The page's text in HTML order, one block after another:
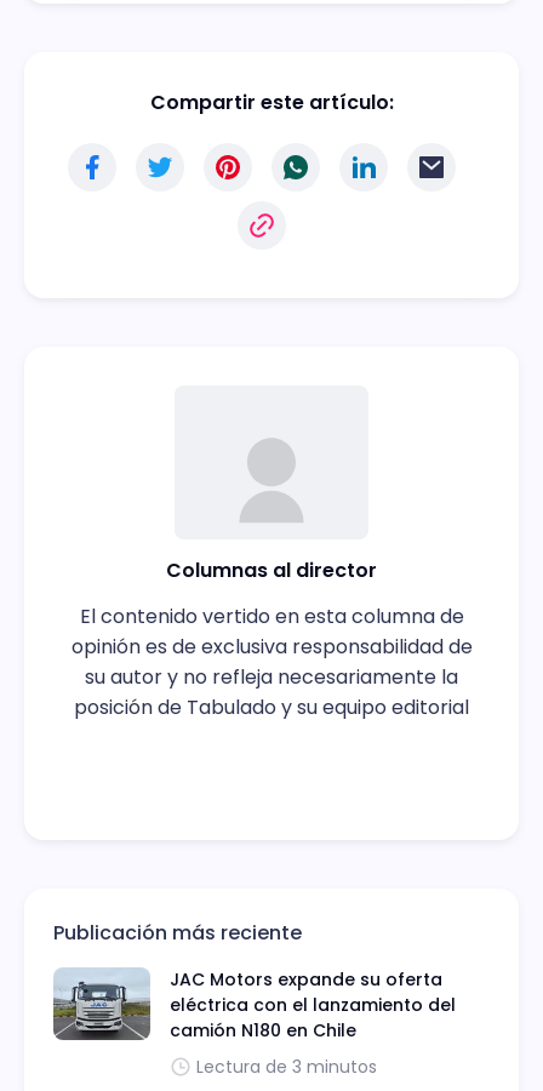
Compartir este artículo:
Columnas al director
El contenido vertido en esta columna de
opinión es de exclusiva responsabilidad de
su autor y no refleja necesariamente la
posición de Tabulado y su equipo editorial
Publicación más reciente
JAC Motors expande su oferta
eléctrica con el lanzamiento del
camión N180 en Chile
Lectura de 3 minutos